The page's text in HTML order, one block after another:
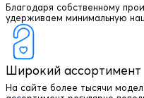
Благодаря собственному
удерживаем минимальную
Широкий ассортимент
На сайте более тысячи